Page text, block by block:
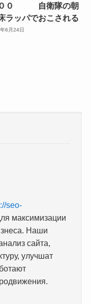
００ 自衛隊の朝
ラッパでおこされる
6月24日
seo-
максимизации
Наши
сайта,
улучшат